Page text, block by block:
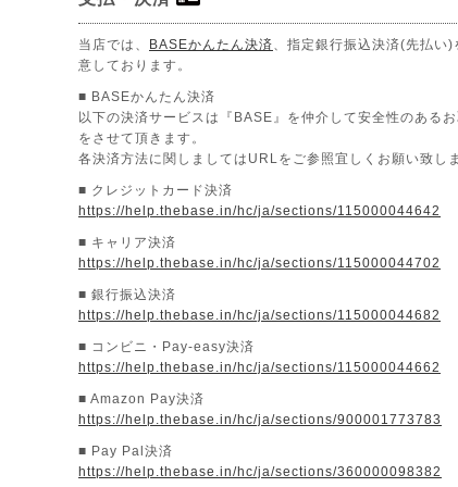
当店では、 BASEかんたん決済 、指定銀行振込決済(先払い)
意しております。
■ BASEかんたん決済
以下の決済サービスは『BASE』を仲介して安全性のあるお
をさせて頂きます。
各決済方法に関しましてはURLをご参照宜しくお願い致しま
■ クレジットカード決済
https://help.thebase.in/hc/ja/sections/115000044642
■ キャリア決済
https://help.thebase.in/hc/ja/sections/115000044702
■ 銀行振込決済
https://help.thebase.in/hc/ja/sections/115000044682
■ コンビニ・Pay-easy決済
https://help.thebase.in/hc/ja/sections/115000044662
■ Amazon Pay決済
https://help.thebase.in/hc/ja/sections/900001773783
■ Pay Pal決済
https://help.thebase.in/hc/ja/sections/360000098382